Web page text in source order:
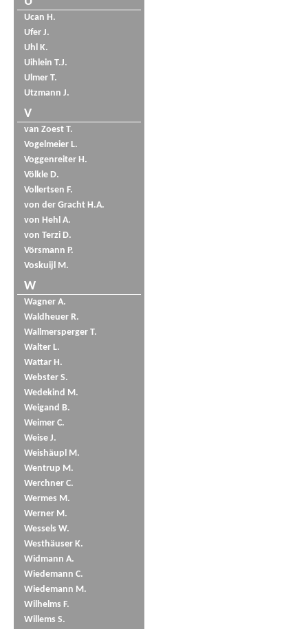
Ucan H.
Ufer J.
Uhl K.
Uihlein T.J.
Ulmer T.
Utzmann J.
V
van Zoest T.
Vogelmeier L.
Voggenreiter H.
Völkle D.
Vollertsen F.
von der Gracht H.A.
von Hehl A.
von Terzi D.
Vörsmann P.
Voskuijl M.
W
Wagner A.
Waldheuer R.
Wallmersperger T.
Walter L.
Wattar H.
Webster S.
Wedekind M.
Weigand B.
Weimer C.
Weise J.
Weishäupl M.
Wentrup M.
Werchner C.
Wermes M.
Werner M.
Wessels W.
Westhäuser K.
Widmann A.
Wiedemann C.
Wiedemann M.
Wilhelms F.
Willems S.